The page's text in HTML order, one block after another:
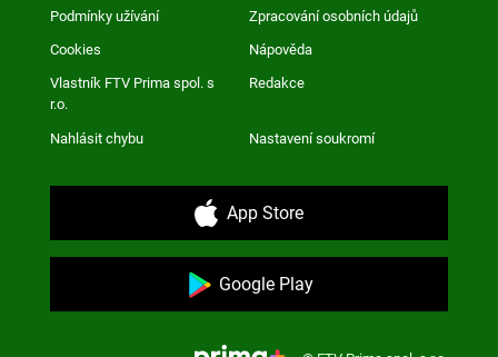
Podmínky užívání Zpracování osobních údajů
Cookies Nápověda
Vlastník FTV Prima spol. s
r.o.
Redakce
Nahlásit chybu Nastavení soukromí
App Store
Google Play